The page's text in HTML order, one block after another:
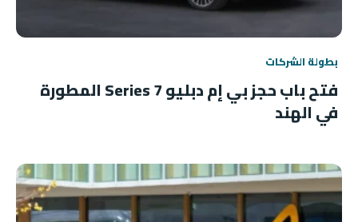
بطولة الشركات
فتح باب حجز بي إم دبليو 7 Series المطورة
في الهند